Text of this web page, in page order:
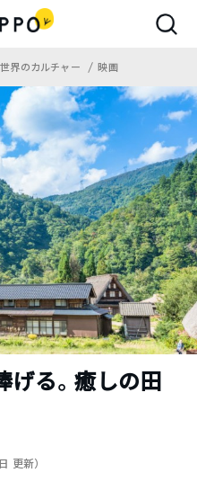
世界のカルチャー 映画
る。癒しの田
更新）